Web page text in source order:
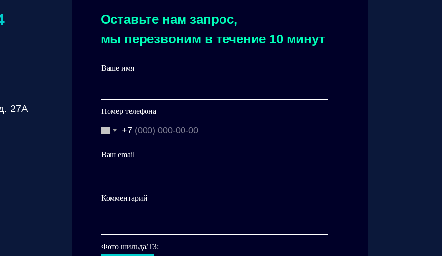
Оставьте нам запрос,
мы перезвоним в течение 10 минут
Ваше имя
Номер телефона
+7
Ваш email
Комментарий
Фото шильда/ТЗ:
27А